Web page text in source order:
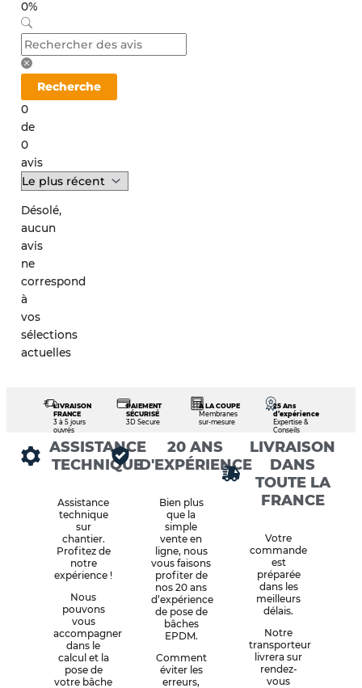
0%
Recherche
0
de
0
avis
Désolé,
aucun
avis
ne
correspond
à
vos
sélections
actuelles
LIVRAISON
FRANCE
3 à 5 jours
ouvrés
PAIEMENT
SÉCURISÉ
3D Secure
À LA COUPE
Membranes
sur-mesure
25 Ans
d’expérience
Expertise &
Conseils
ASSISTANCE
TECHNIQUE
Assistance
technique
sur
chantier.
Profitez de
notre
expérience !
Nous
pouvons
vous
accompagner
dans le
calcul et la
pose de
votre bâche
20 ANS
D'EXPÉRIENCE
Bien plus
que la
simple
vente en
ligne, nous
vous faisons
profiter de
nos 20 ans
d’expérience
de pose de
bâches
EPDM.
Comment
éviter les
erreurs,
LIVRAISON
DANS
TOUTE LA
FRANCE
Votre
commande
est
préparée
dans les
meilleurs
délais.
Notre
transporteur
livrera sur
rendez-
vous